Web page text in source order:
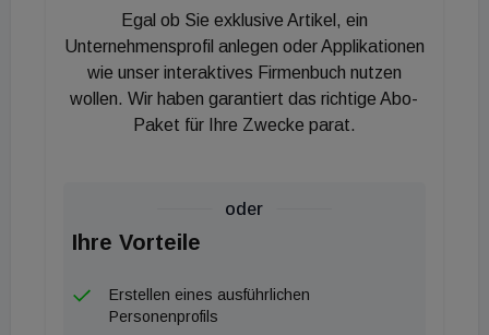
Gleichzeitig kam es in einzelnen Regionen zu
deutlichen Rückgängen – etwa in Oberwart, Tulln
oder Leoben, wo die Angebotspreise teils
zweistellig sanken.
Erstmals überschritt dabei auch Kitzbühel die
Marke von 10.000 Euro pro Quadratmeter. Dahinter
folgen innerstädtische Wiener Bezirke wie Wieden,
Egal ob Sie exklusive Artikel, ein
Unternehmensprofil anlegen oder Applikationen
wie unser interaktives Firmenbuch nutzen
wollen. Wir haben garantiert das richtige Abo-
Paket für Ihre Zwecke parat.
oder
Ihre Vorteile
Erstellen eines ausführlichen
Personenprofils